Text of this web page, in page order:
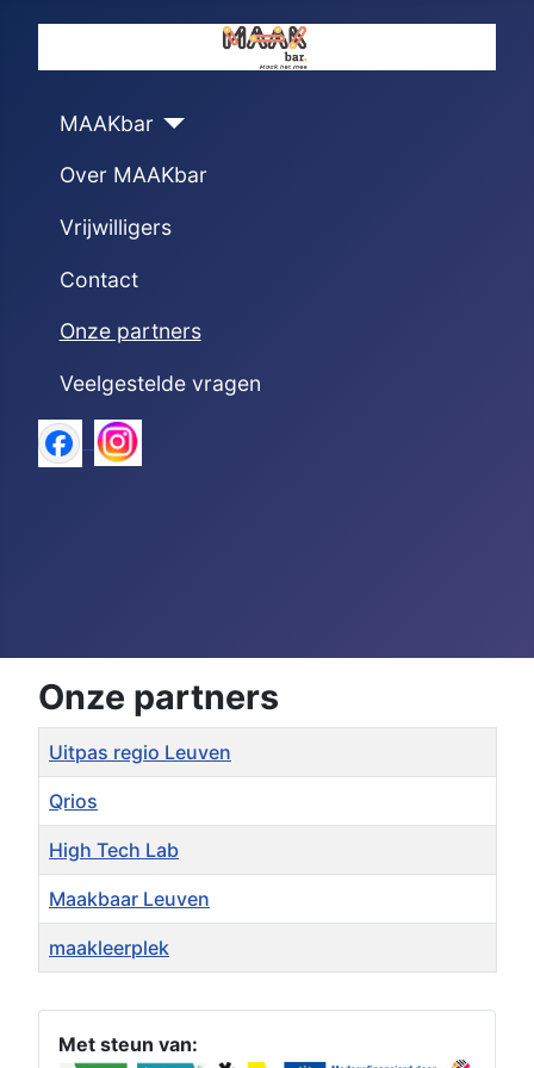
MAAKbar
Over MAAKbar
Vrijwilligers
Contact
Onze partners
Veelgestelde vragen
Onze partners
Titel
Uitpas regio Leuven
Qrios
High Tech Lab
Maakbaar Leuven
maakleerplek
Met steun van: